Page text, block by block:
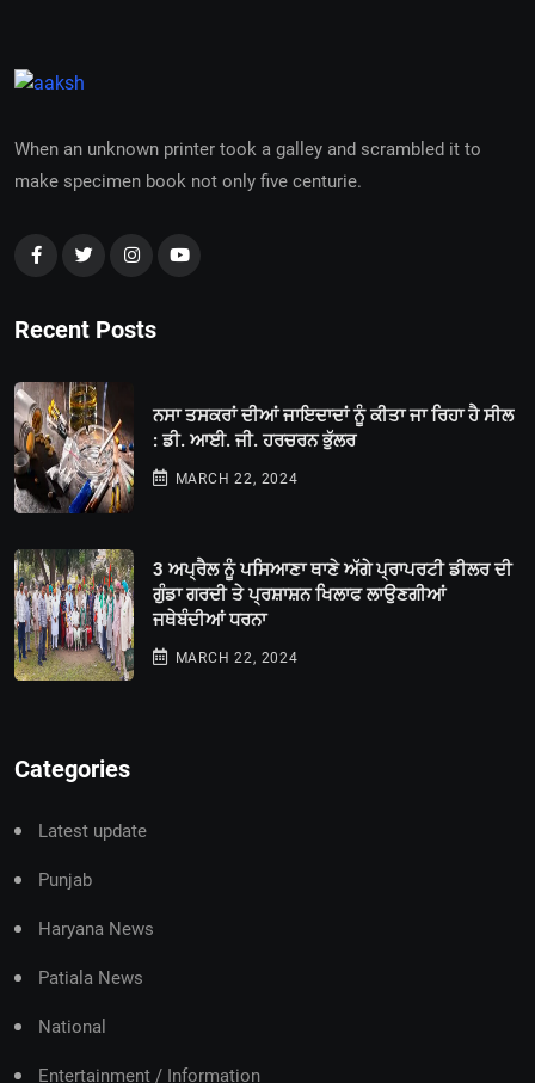
When an unknown printer took a galley and scrambled it to
make specimen book not only five centurie.
Recent Posts
ਨਸਾ ਤਸਕਰਾਂ ਦੀਆਂ ਜਾਇਦਾਦਾਂ ਨੂੰ ਕੀਤਾ ਜਾ ਰਿਹਾ ਹੈ ਸੀਲ
: ਡੀ. ਆਈ. ਜੀ. ਹਰਚਰਨ ਭੁੱਲਰ
MARCH 22, 2024
3 ਅਪ੍ਰੈਲ ਨੂੰ ਪਸਿਆਣਾ ਥਾਣੇ ਅੱਗੇ ਪ੍ਰਾਪਰਟੀ ਡੀਲਰ ਦੀ
ਗੁੰਡਾ ਗਰਦੀ ਤੇ ਪ੍ਰਸ਼ਾਸ਼ਨ ਖਿਲਾਫ ਲਾਉਣਗੀਆਂ
ਜਥੇਬੰਦੀਆਂ ਧਰਨਾ
MARCH 22, 2024
Categories
Latest update
Punjab
Haryana News
Patiala News
National
Entertainment / Information